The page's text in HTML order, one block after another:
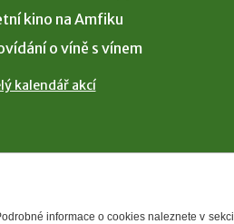
kino na Amfiku
o víně s vínem
kalendář akcí
informace o cookies naleznete v sekci